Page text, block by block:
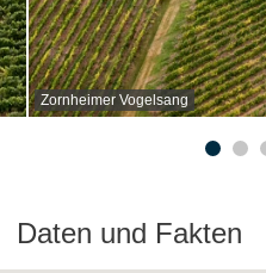
Zornheimer Vogelsang
Daten und Fakten